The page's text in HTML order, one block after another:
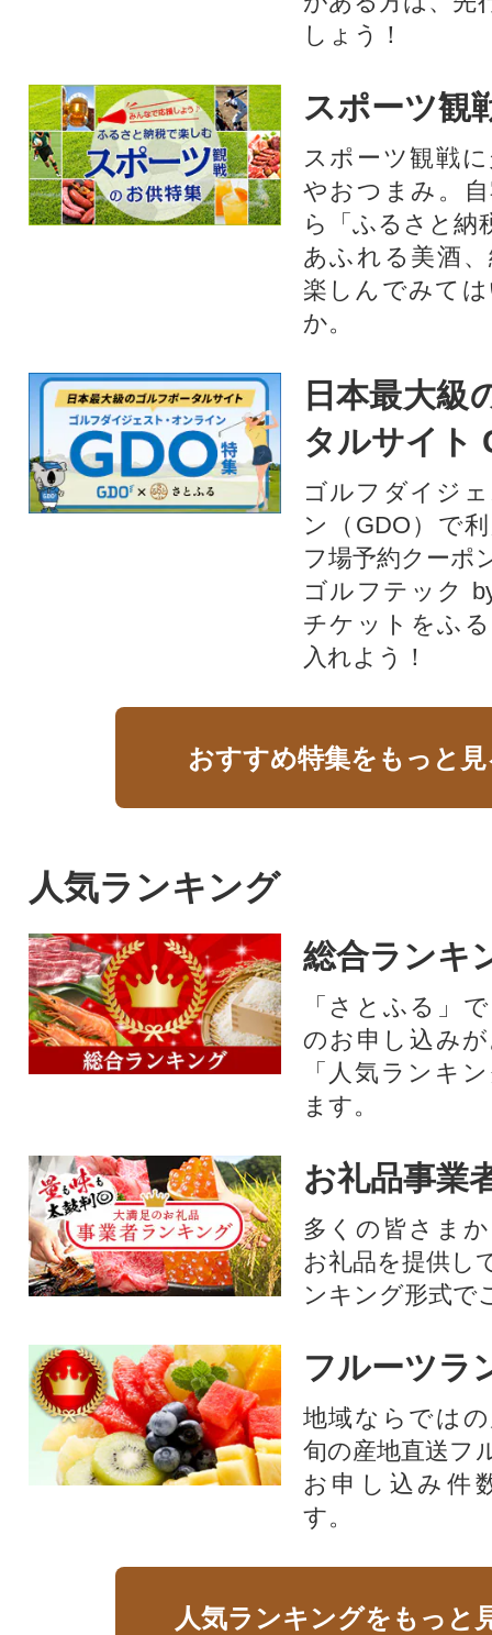
しょう！
スポーツ観
スポーツ観戦
やおつまみ。
ら「ふるさと納
あふれる美酒
楽しんでみて
か。
日本最大級
タルサイト
ゴルフダイジ
ン（GDO）で
フ場予約クーポ
ゴルフテック
チケットをふ
入れよう！
おすすめ特集をもっと
人気ランキング
総合ランキ
「さとふる」
のお申し込み
「人気ランキ
ます。
お礼品事業
多くの皆さま
お礼品を提供し
ンキング形式で
フルーツラ
地域ならでは
旬の産地直送フ
お申し込み件
す。
人気ランキングをもっと